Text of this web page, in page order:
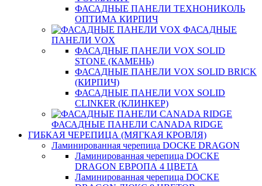
ФАСАДНЫЕ ПАНЕЛИ ТЕХНОНИКОЛЬ
ОПТИМА КИРПИЧ
ФАСАДНЫЕ
ПАНЕЛИ VOX
ФАСАДНЫЕ ПАНЕЛИ VOX SOLID
STONE (КАМЕНЬ)
ФАСАДНЫЕ ПАНЕЛИ VOX SOLID BRICK
(КИРПИЧ)
ФАСАДНЫЕ ПАНЕЛИ VOX SOLID
CLINКER (КЛИНКЕР)
ФАСАДНЫЕ ПАНЕЛИ CANADA RIDGE
ГИБКАЯ ЧЕРЕПИЦА (МЯГКАЯ КРОВЛЯ)
Ламинированная черепица DOCKE DRAGON
Ламинированная черепица DOCKE
DRAGON ЕВРОПА 4 ЦВЕТА
Ламинированная черепица DOCKE